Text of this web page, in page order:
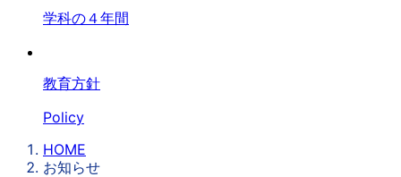
学科の４年間
教育方針
Policy
HOME
お知らせ